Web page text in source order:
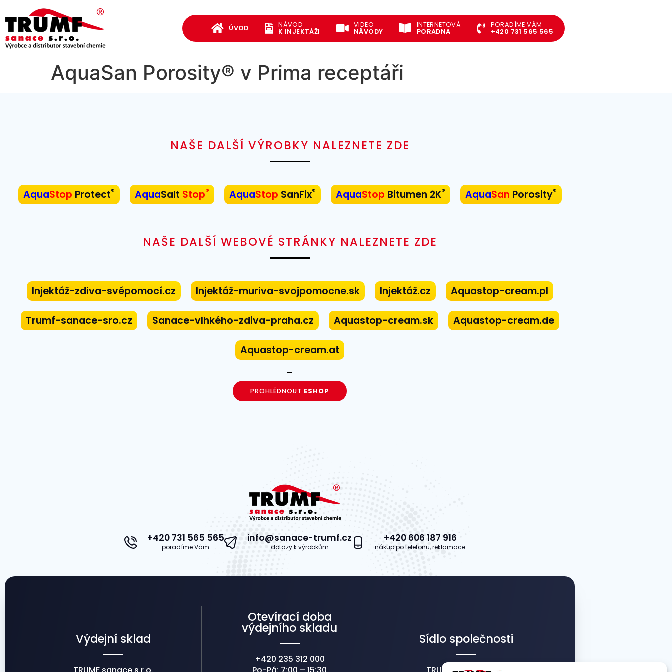
ÚVOD
NÁVOD
K INJEKTÁŽI
VIDEO
NÁVODY
INTERNETOVÁ
PORADNA
PORADÍME VÁM
+420 731 565 565
AquaSan Porosity® v Prima receptáři
NAŠE DALŠÍ VÝROBKY NALEZNETE ZDE
AquaStop Protect® AquaSalt Stop® AquaStop SanFix® AquaStop Bitumen 2K® AquaSan Porosity®
NAŠE DALŠÍ WEBOVÉ STRÁNKY NALEZNETE ZDE
Injektáž-zdiva-svépomocí.cz Injektáž-muriva-svojpomocne.sk Injektáž.cz Aquastop-cream.pl
Trumf-sanace-sro.cz Sanace-vlhkého-zdiva-praha.cz Aquastop-cream.sk Aquastop-cream.de
Aquastop-cream.at
PROHLÉDNOUT ESHOP
+420 731 565 565
poradíme Vám
info@sanace-trumf.cz
dotazy k výrobkům
+420 606 187 916
nákup po telefonu, reklamace
Výdejní sklad
Otevírací doba
výdejního skladu
+420 235 312 000
Sídlo společnosti